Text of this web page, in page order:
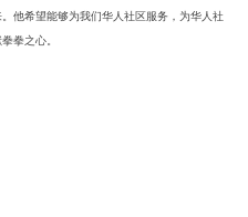
他希望能够为我们华人社区服务，为华人社
拳之心。